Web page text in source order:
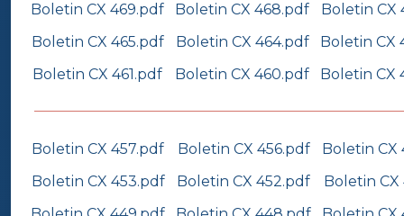
Boletin CX 469.pdf Boletin CX 468.pdf
Boletin CX
Boletin CX 465.pdf
Boletin CX 464.pdf
Boletin CX
Boletin CX 461.pdf
Boletin CX 460.pdf Boletin CX
Boletin CX 457.pdf Boletin CX 456.pdf
Boletin CX
Boletin CX 453.pdf
Boletin CX 452.pdf
Boletin CX